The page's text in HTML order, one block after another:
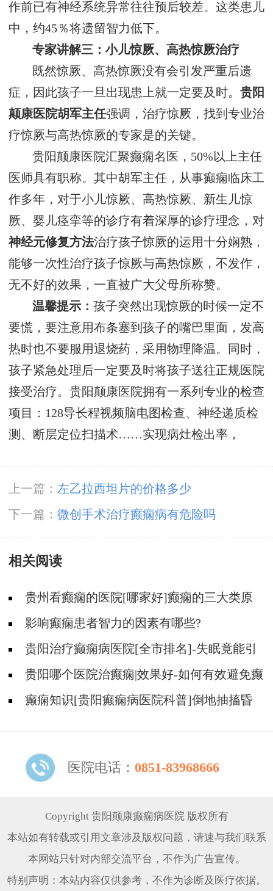
作前已有神经系统异常往往预后较差。这类患儿
中，约45％将遗留智力低下。
专家讲解三：小儿惊厥、高热惊厥治疗
既然惊厥、高热惊厥没有会引发严重后遗
症，因此孩子一旦出现患上就一定要及时。 贵阳
颠康医院胡军主任强调，治疗惊厥，找到专业治
疗惊厥与高热惊厥的专家是的关键。
贵阳颠康医院汇聚癫痫名医，50%以上主任
医师具有职称。其中胡军主任，从事癫痫临床工
作多年，对于小儿惊厥、高热惊厥、新生儿惊
厥、婴儿痉挛等的诊疗有着深厚的诊疗理念，对
神经元修复方法治疗孩子惊厥的运用十分娴熟，
能够一次性治疗孩子惊厥与高热惊厥，不发作，
无不好的效果，一直被广大父母所称赞。
温馨提示：孩子突然出现惊厥的时候一定不
要慌，要注意用布条塞到孩子的嘴巴里面，发高
热时也不要服用退烧药，采用物理降温。同时，
孩子紧急处理后一定要及时将孩子送往正规医院
接受治疗。贵阳颠康医院拥有一系列专业的检查
项目：128导长程视频脑电图检查、神经递质检
测、断层定位扫描术……实现病灶检出率，
上一篇： 左乙拉西坦片的价格多少
下一篇： 微创手术治疗癫痫病有危险吗
相关阅读
贵州看癫痫的医院[哪家好]癫痫的三大类原
因?影响癫痫患者智力的因素有哪些?
贵阳治疗癫痫病医院[全市排名]-失眠竟能引
起癫痫吗？
贵阳哪个医院治癫痫|效果好-如何有效避免癫
痫诱因？
癫痫知识[贵阳癫痫病医院科普]倒地抽搐昏
医院电话： 0851-83968666
Copyright 贵阳颠康癫痫病医院 版权所有
本站如有转载或引用文章涉及版权问题，请速与我们联系
本网站只针对内部交流平台，不作为广告宣传。
特别声明：本站内容仅供参考，不作为诊断及医疗依据。